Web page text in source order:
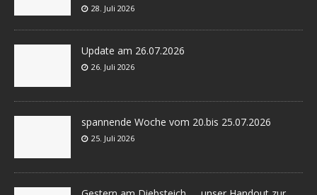
28. Juli 2026
Update am 26.07.2026
26. Juli 2026
spannende Woche vom 20.bis 25.07.2026
25. Juli 2026